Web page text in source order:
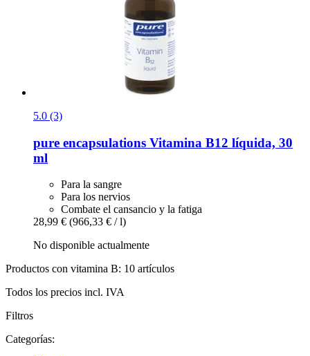
5.0 (3)
pure encapsulations Vitamina B12 líquida, 30
ml
Para la sangre
Para los nervios
Combate el cansancio y la fatiga
28,99 € (966,33 € / l)
No disponible actualmente
Productos con vitamina B: 10 artículos
Todos los precios incl. IVA
Filtros
Categorías: